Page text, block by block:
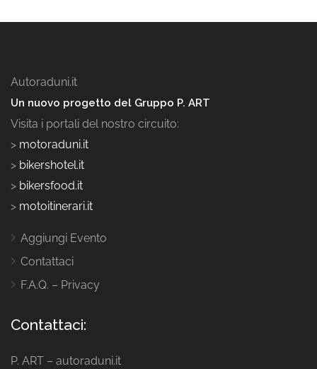
Autoraduni.it
Un nuovo progetto del Gruppo P. ART
Visita i portali del nostro circuito:
> motoraduni.it
> bikershotel.it
> bikersfood.it
> motoitinerari.it
Aggiungi Evento
Contattaci
F.A.Q. – Privacy
Contattaci:
P. ART – autoraduni.it